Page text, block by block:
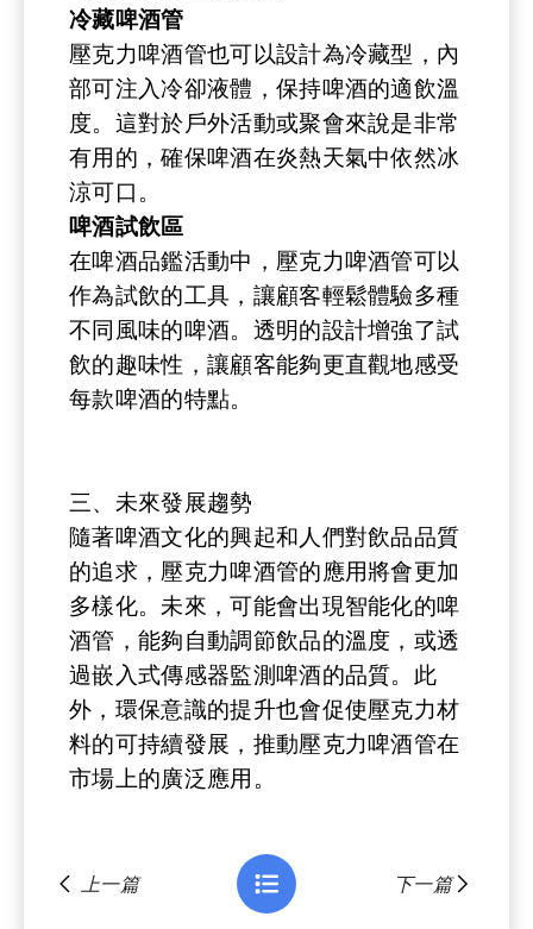
冷藏啤酒管
壓克力啤酒管也可以設計為冷藏型，內
部可注入冷卻液體，保持啤酒的適飲溫
度。這對於戶外活動或聚會來說是非常
有用的，確保啤酒在炎熱天氣中依然冰
涼可口。
啤酒試飲區
在啤酒品鑑活動中，壓克力啤酒管可以
作為試飲的工具，讓顧客輕鬆體驗多種
不同風味的啤酒。透明的設計增強了試
飲的趣味性，讓顧客能夠更直觀地感受
每款啤酒的特點。
三、未來發展趨勢
隨著啤酒文化的興起和人們對飲品品質
的追求，壓克力啤酒管的應用將會更加
多樣化。未來，可能會出現智能化的啤
酒管，能夠自動調節飲品的溫度，或透
過嵌入式傳感器監測啤酒的品質。此
外，環保意識的提升也會促使壓克力材
料的可持續發展，推動壓克力啤酒管在
市場上的廣泛應用。
上一篇 下一篇